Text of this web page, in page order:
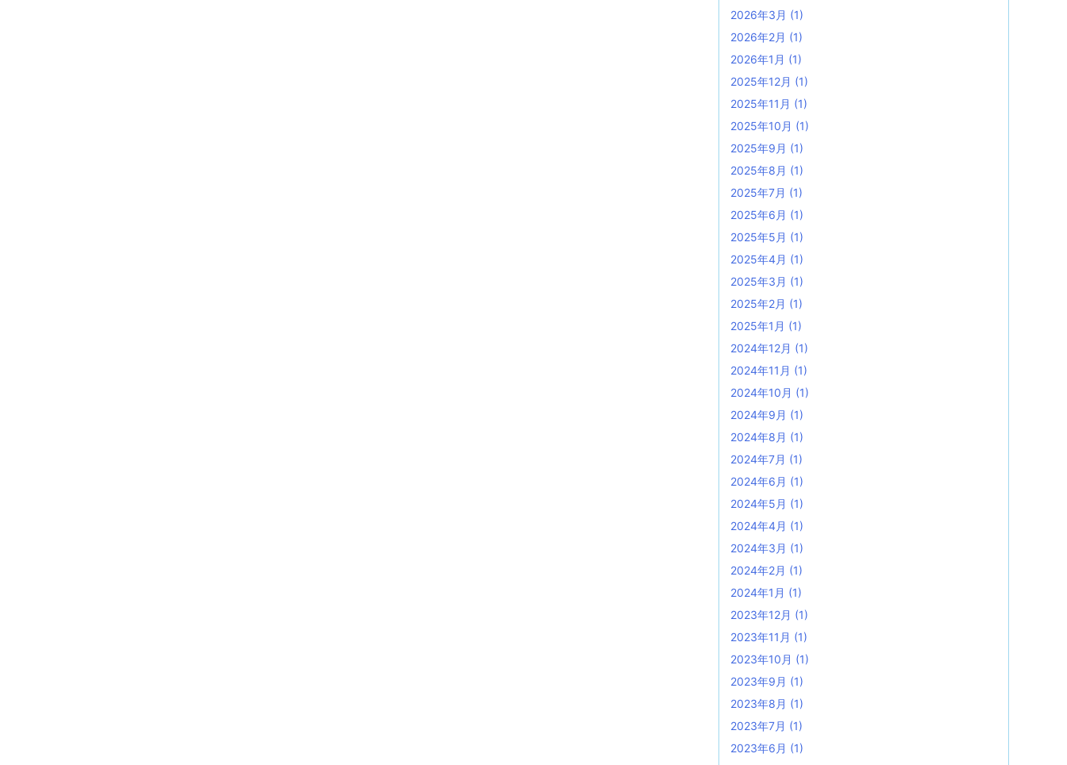
2026年3月 (1)
2026年2月 (1)
2026年1月 (1)
2025年12月 (1)
2025年11月 (1)
2025年10月 (1)
2025年9月 (1)
2025年8月 (1)
2025年7月 (1)
2025年6月 (1)
2025年5月 (1)
2025年4月 (1)
2025年3月 (1)
2025年2月 (1)
2025年1月 (1)
2024年12月 (1)
2024年11月 (1)
2024年10月 (1)
2024年9月 (1)
2024年8月 (1)
2024年7月 (1)
2024年6月 (1)
2024年5月 (1)
2024年4月 (1)
2024年3月 (1)
2024年2月 (1)
2024年1月 (1)
2023年12月 (1)
2023年11月 (1)
2023年10月 (1)
2023年9月 (1)
2023年8月 (1)
2023年7月 (1)
2023年6月 (1)